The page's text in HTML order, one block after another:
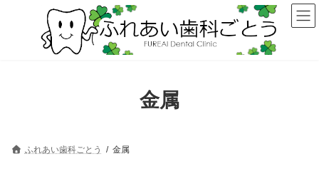
金属
ふれあい歯科ごとう 金属